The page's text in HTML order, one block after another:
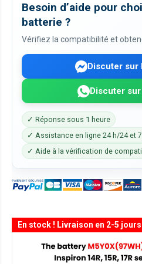
Besoin d’aide pour
batterie ?
Vérifiez la compatibilité et
Discuter sur
Discuter
✓ Réponse sous 1 heure
✓ Assistance en ligne 24 h/24 et
✓ Aide à la vérification de
En stock ! Livraison en 2-5